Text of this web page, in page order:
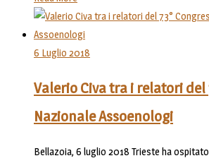
6 Luglio 2018
Valerio Civa tra i relatori del
Nazionale Assoenologi
Bellazoia, 6 luglio 2018 Trieste ha